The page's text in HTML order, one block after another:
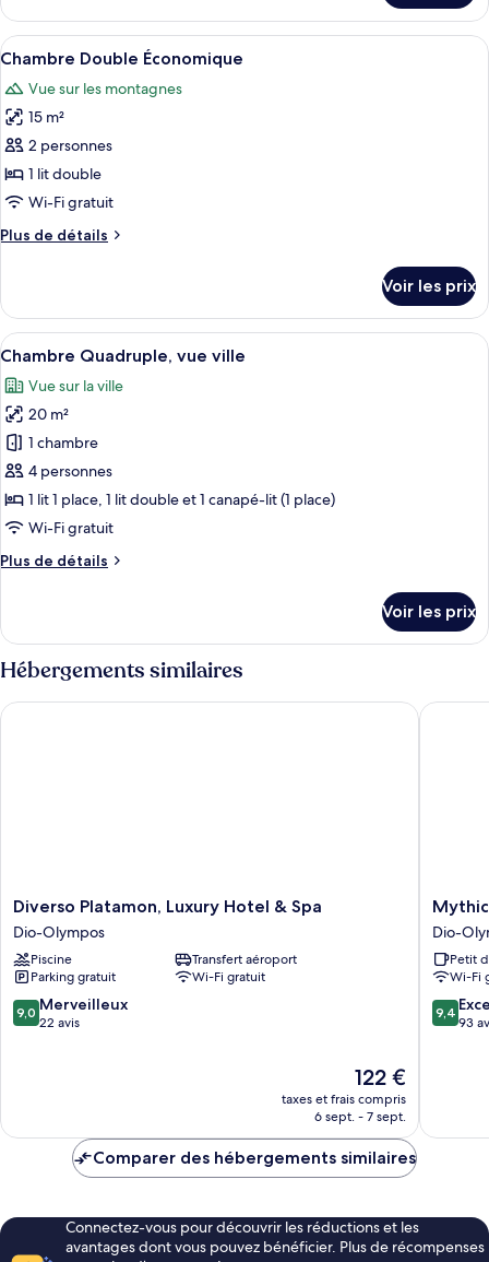
jumeaux,
vue
montagne
le
type
de
Chambre
avec
lits
jumeaux,
vue
montagne
Afficher
toutes
les
photos
pour
ce
type
chambre :
Économique
Une chambre d’hôtel comprenant
25
Chambre Double Économique
Vue sur les montagnes
15 m²
2 personnes
1 lit double
Wi-Fi gratuit
Plus de détails
Plus
le
type
de
Chambre
Double
Économique
Voir les prix
Afficher
toutes
les
photos
pour
ce
type
de
chambre :
Chambre
ville
Une chambre moderne avec deux
12
Chambre Quadruple, vue ville
Vue sur la ville
20 m²
1 chambre
4 personnes
1 lit 1 place, 1 lit double et 1 canapé-lit (1 place)
Wi-Fi gratuit
Plus de détails
Plus
le
type
de
chambre
Chambre
Voir les prix
Hébergements similaires
Diverso
Platamon,
Luxury
Hotel
&
Spa
Dio-
Diverso Platamon, Luxury Hotel & Spa
Dio-Olympos
Piscine
Transfert aéroport
Parking gratuit
Wi-Fi gratuit
9.0
sur
9,0 Merveilleux
22 avis
Le
nouveau
prix
de
122 €
taxes et frais compris
6 sept. - 7 sept.
Diverso Platamon, Luxury Hotel & Spa
Mythic
Valley
Dio-
Dio-
Petit
Wi-Fi
9.4
sur
9,4
93
Mythic
Comparer des hébergements similaires
Connectez-vous pour découvrir les réductions et les
avantages dont vous pouvez bénéficier. Plus de récompenses